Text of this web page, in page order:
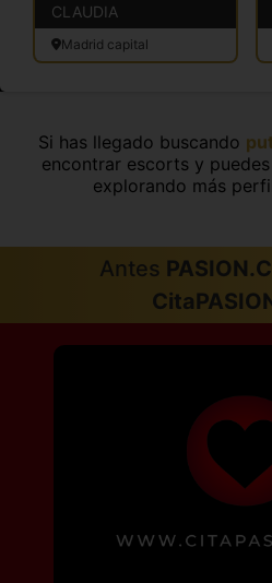
CLAUDIA
Madrid capital
Si has llegado buscando
encontrar escorts y
explorando más
Antes